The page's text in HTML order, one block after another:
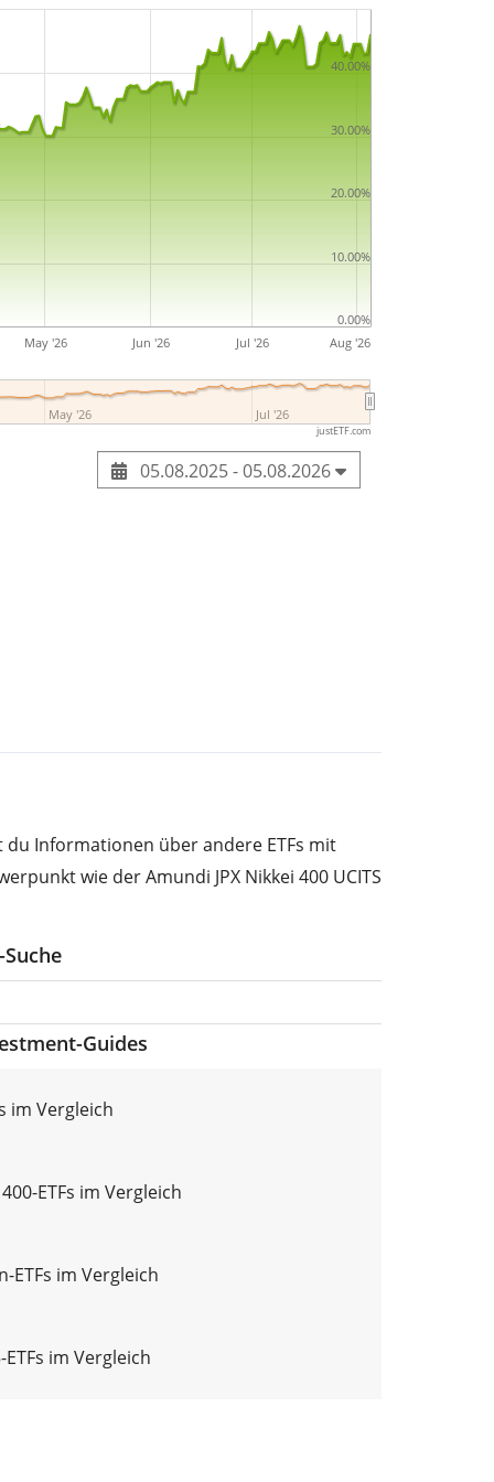
May '26 Jun '26 Jul '26 Aug '26
May '26 Jul '26
0.00%
10.00%
20.00%
30.00%
40.00%
justETF.com
05.08.2025 - 05.08.2026
Informationen über andere ETFs mit
wie der Amundi JPX Nikkei 400 UCITS
Guides
im Vergleich
400-ETFs im Vergleich
ETFs im Vergleich
ETFs im Vergleich